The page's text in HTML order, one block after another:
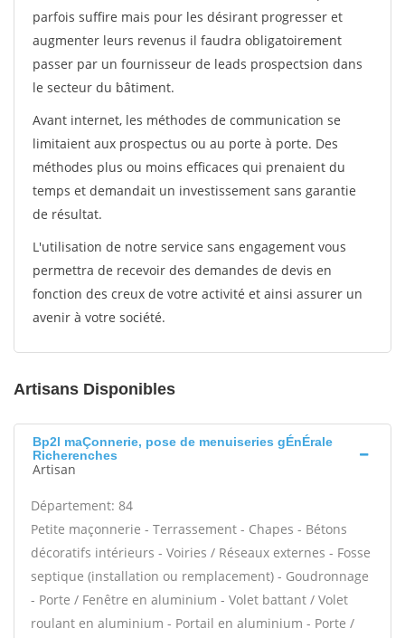
parfois suffire mais pour les désirant progresser et
augmenter leurs revenus il faudra obligatoirement
passer par un fournisseur de leads prospectsion dans
le secteur du bâtiment.
Avant internet, les méthodes de communication se
limitaient aux prospectus ou au porte à porte. Des
méthodes plus ou moins efficaces qui prenaient du
temps et demandait un investissement sans garantie
de résultat.
L'utilisation de notre service sans engagement vous
permettra de recevoir des demandes de devis en
fonction des creux de votre activité et ainsi assurer un
avenir à votre société.
Artisans Disponibles
Bp2l maÇonnerie, pose de menuiseries gÉnÉrale
Richerenches
Artisan
Département: 84
Petite maçonnerie - Terrassement - Chapes - Bétons
décoratifs intérieurs - Voiries / Réseaux externes - Fosse
septique (installation ou remplacement) - Goudronnage
- Porte / Fenêtre en aluminium - Volet battant / Volet
roulant en aluminium - Portail en aluminium - Porte /